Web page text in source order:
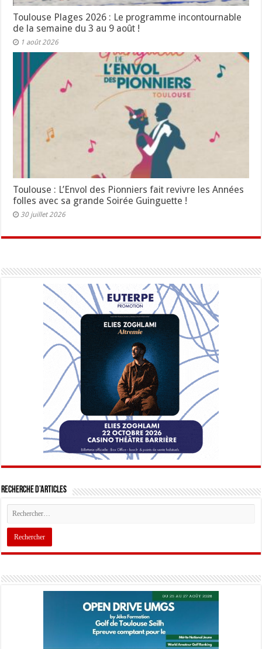
Toulouse Plages 2026 : Le programme incontournable
de la semaine du 3 au 9 août !
1 août 2026
Toulouse : L’Envol des Pionniers fait revivre les Années
folles avec sa grande Soirée Guinguette !
30 juillet 2026
Recherche d’articles